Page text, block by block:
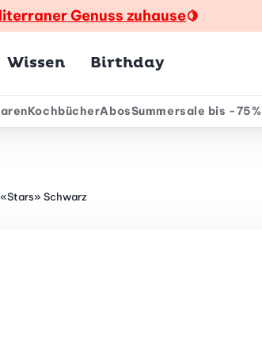
Genuss zuhause🍋
Wissen Birthday
KochbücherAbosSummersale bis -75%
Schwarz